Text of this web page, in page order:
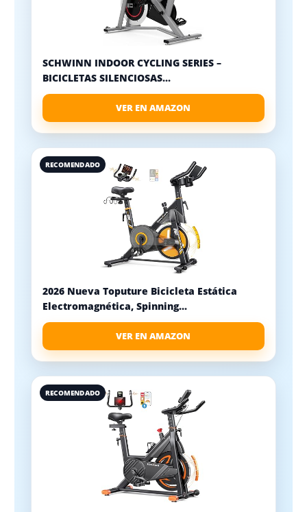
SCHWINN INDOOR CYCLING SERIES –
BICICLETAS SILENCIOSAS...
VER EN AMAZON
RECOMENDADO
2026 Nueva Toputure Bicicleta Estática
Electromagnética, Spinning...
VER EN AMAZON
RECOMENDADO